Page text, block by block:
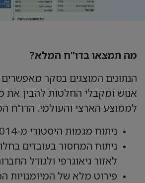
מה תמצאו בדו"ח המלא?
הנתונים המוצגים בסקר
אנוש ומקבלי החלטות להבין את
לממוצע הארצי והעולמי. הדו"ח
ניתוח מגמות היסטורי מ-2014 ועד היום.
ניתוח המחסור בעובדים
לאזור גיאוגרפי ולגודל
פירוט מלא של המיומנויות